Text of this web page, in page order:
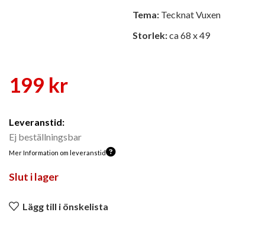
Tema: Tecknat Vuxen
Storlek:ca 68 x 49
199 kr
Leveranstid:
Ej beställningsbar
Mer Information om leveranstid
Slut i lager
Lägg till i önskelista